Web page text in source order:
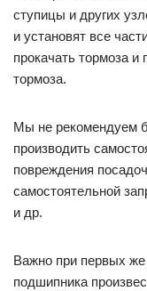
ступицы и других
и установят все
прокачать тормоза и
тормоза.
Мы не рекомендуем
производить
повреждения
самостоятельной
и др.
Важно при первых же
подшипника